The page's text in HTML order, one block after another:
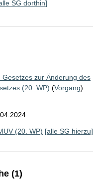
SG dorthin]
zur Änderung des
(20. WP) (Vorgang)
(20. WP) [alle SG hierzu]
(1)